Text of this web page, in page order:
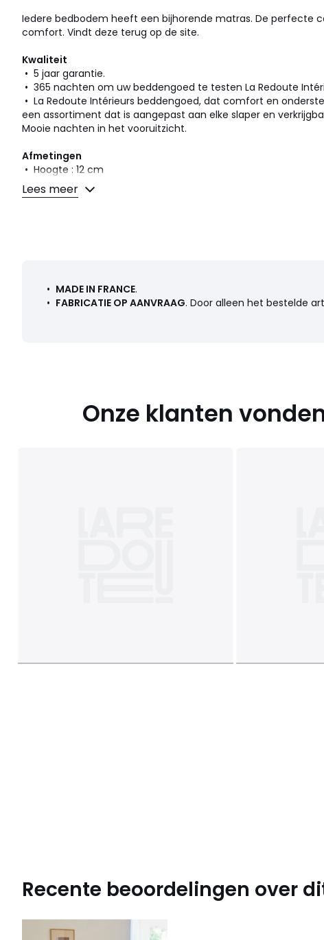
Iedere bedbodem heeft een bijhorende matras. De perfecte
comfort. Vindt deze terug op de site.
Kwaliteit
• 5 jaar garantie.
• 365 nachten om uw beddengoed te testen La Redoute
• La Redoute Intérieurs beddengoed, dat comfort en
een assortiment dat is aangepast aan elke slaper en
Mooie nachten in het vooruitzicht.
Afmetingen
• Hoogte : 12 cm
Maten 80 x 190 cm, 80 x 200 cm, 90 x 190 cm, 90 x 200 cm,
140 x 200 cm, 160 x 200 cm
Lees meer
• MADE IN FRANCE.
• FABRICATIE OP AANVRAAG. Door alleen het bestelde
Onze klanten
Recente beoordelingen over